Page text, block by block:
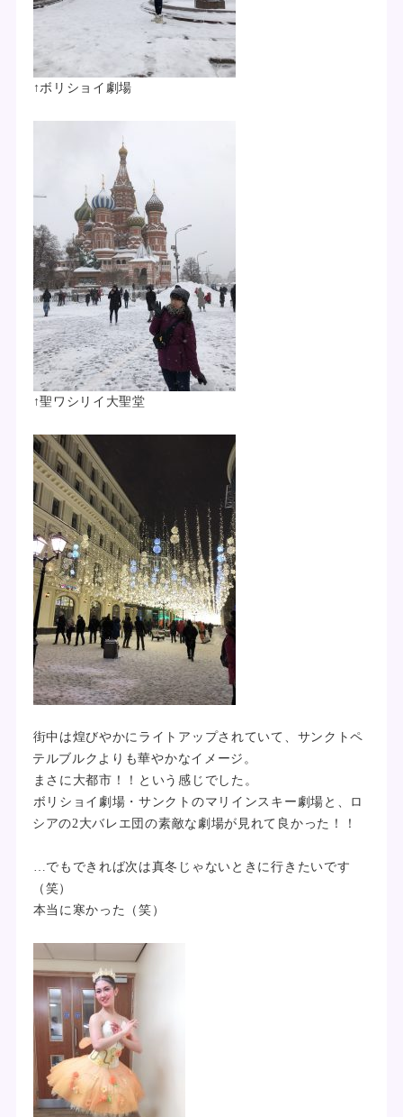
↑ボリショイ劇場
↑聖ワシリイ大聖堂
街中は煌びやかにライトアップされていて、サンクトペ
テルブルクよりも華やかなイメージ。
まさに大都市！！という感じでした。
ボリショイ劇場・サンクトのマリインスキー劇場と、ロ
シアの2大バレエ団の素敵な劇場が見れて良かった！！
…でもできれば次は真冬じゃないときに行きたいです
（笑）
本当に寒かった（笑）